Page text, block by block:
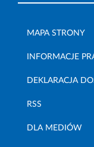
MAPA STRONY
INFORMACJE
DEKLARACJA
RSS
DLA MEDIÓW